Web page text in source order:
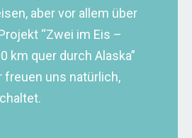
aber vor allem über
“Zwei im Eis –
km quer durch Alaska”
freuen uns natürlich,